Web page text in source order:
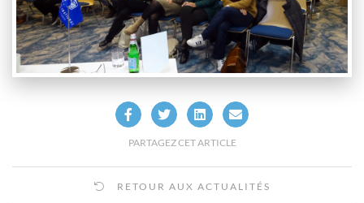
PARTAGEZ CET ARTICLE
RETOUR AUX ACTUALITÉS